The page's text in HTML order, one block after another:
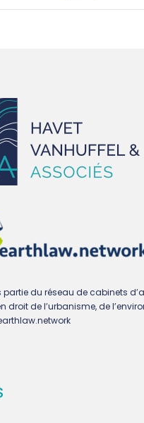
partie du réseau de cabinets
droit de l’urbanisme, de